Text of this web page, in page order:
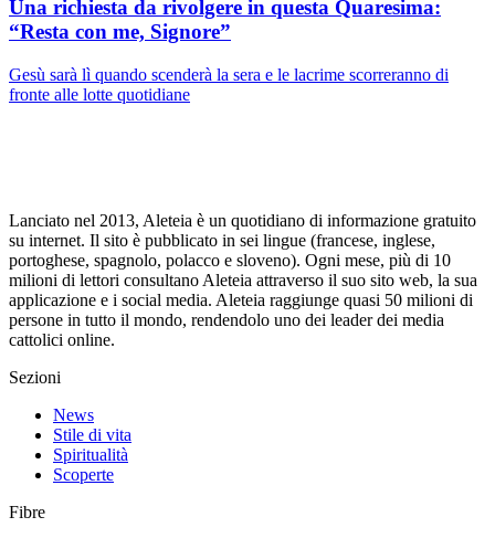
Una richiesta da rivolgere in questa Quaresima:
“Resta con me, Signore”
Gesù sarà lì quando scenderà la sera e le lacrime scorreranno di
fronte alle lotte quotidiane
Lanciato nel 2013, Aleteia è un quotidiano di informazione gratuito
su internet. Il sito è pubblicato in sei lingue (francese, inglese,
portoghese, spagnolo, polacco e sloveno). Ogni mese, più di 10
milioni di lettori consultano Aleteia attraverso il suo sito web, la sua
applicazione e i social media. Aleteia raggiunge quasi 50 milioni di
persone in tutto il mondo, rendendolo uno dei leader dei media
cattolici online.
Sezioni
News
Stile di vita
Spiritualità
Scoperte
Fibre